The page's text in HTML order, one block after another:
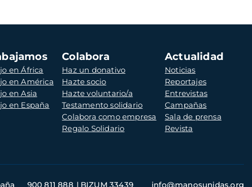
en África
en América
en Asia
en España
Colabora
Haz un donativo
Hazte socio
Hazte voluntario/a
Testamento solidario
Colabora como empresa
Regalo Solidario
Actualidad
Noticias
Reportajes
Entrevistas
Campañas
Sala de prensa
Revista
900 811 888 BIZUM 33439 info@manosunidas.org